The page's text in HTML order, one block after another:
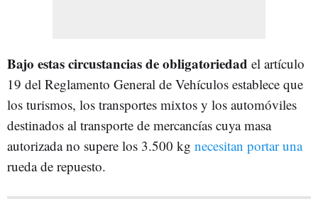
Bajo estas circustancias de obligatoriedad el artículo
19 del Reglamento General de Vehículos establece que
los turismos, los transportes mixtos y los automóviles
destinados al transporte de mercancías cuya masa
autorizada no supere los 3.500 kg necesitan portar una
rueda de repuesto.